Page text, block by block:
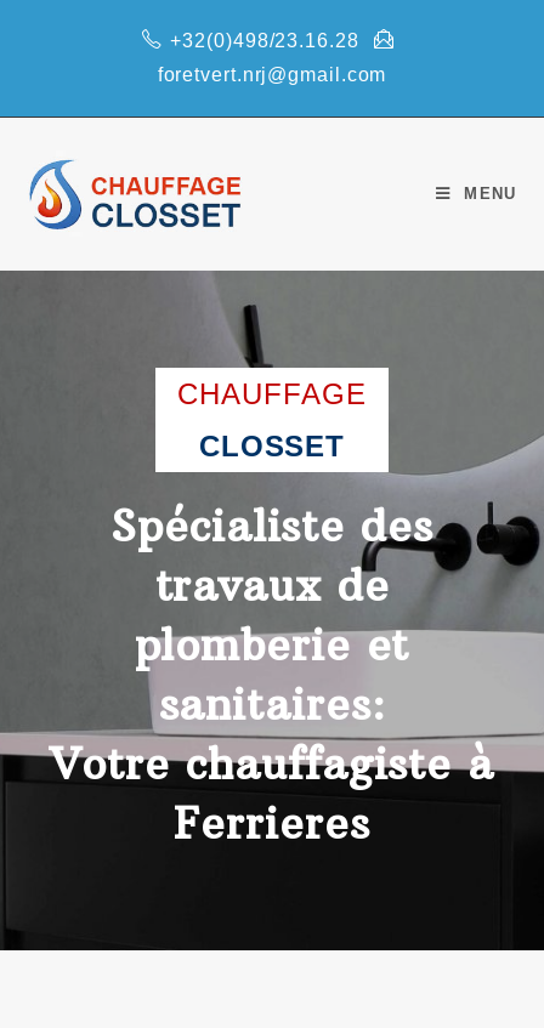
+32(0)498/23.16.28
foretvert.nrj@gmail.com
MENU
CHAUFFAGE
CLOSSET
Spécialiste des
travaux de
plomberie et
sanitaires:
Votre chauffagiste à
Ferrieres